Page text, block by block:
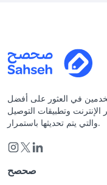
في العثور على أفضل
الإنترنت وتطبيقات التوصيل
والتي يتم تحديثها باستمرار.
صحصح